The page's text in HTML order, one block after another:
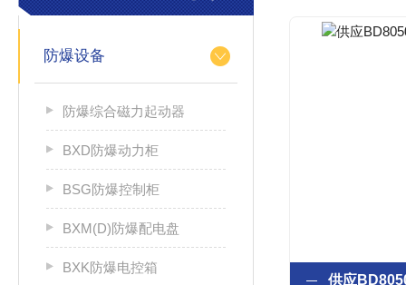
防爆设备
防爆综合磁力起动器
BXD防爆动力柜
BSG防爆控制柜
BXM(D)防爆配电盘
BXK防爆电控箱